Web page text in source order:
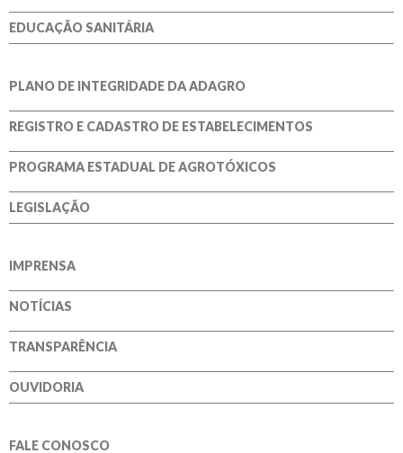
EDUCAÇÃO SANITÁRIA
PLANO DE INTEGRIDADE DA ADAGRO
REGISTRO E CADASTRO DE ESTABELECIMENTOS
PROGRAMA ESTADUAL DE AGROTÓXICOS
LEGISLAÇÃO
IMPRENSA
NOTÍCIAS
TRANSPARÊNCIA
OUVIDORIA
FALE CONOSCO